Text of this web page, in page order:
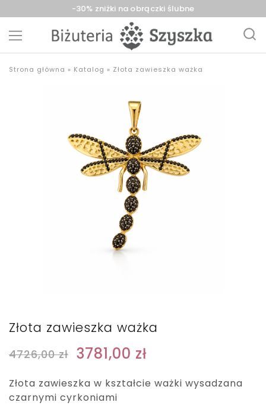
-30% zniżki na obrączki ślubne
Szyszka
z
Strona główna » Katalog » Złota zawieszka ważka
Złota zawieszka ważka
4726,00zł 3781,00 zł
Złota zawieszka w kształcie ważki wysadzana
czarnymi cyrkoniami